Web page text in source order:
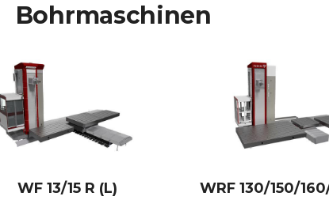
Bohrmaschinen
WF 13/15 R (L) WRF 130/150/